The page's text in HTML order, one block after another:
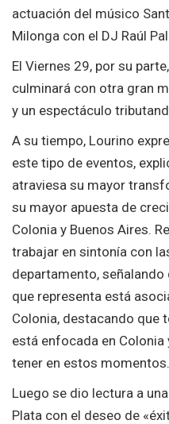
actuación del músico
Milonga con el DJ Raúl
El Viernes 29, por su
culminará con otra gran
y un espectáculo
A su tiempo, Lourino
este tipo de eventos,
atraviesa su mayor
su mayor apuesta de
Colonia y Buenos Aires.
trabajar en sintonía con
departamento,
que representa está
Colonia, destacando que
está enfocada en
tener en estos momentos.
Luego se dio lectura a
Plata con el deseo de